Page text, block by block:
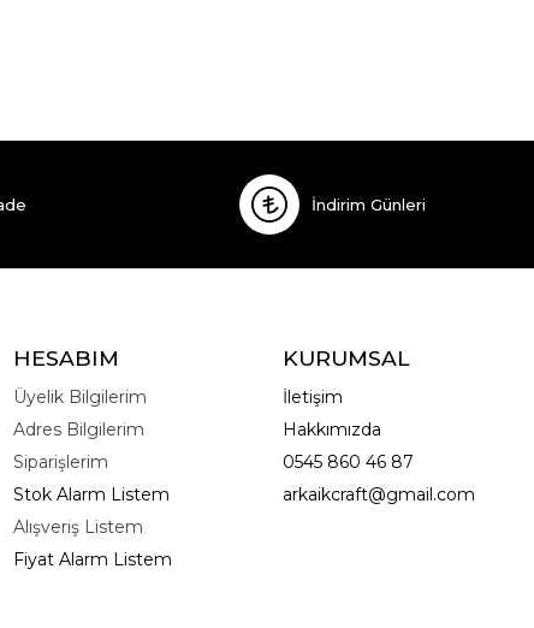
İndirim Günleri
HESABIM
Üyelik Bilgilerim
Adres Bilgilerim
Siparişlerim
Stok Alarm Listem
Alışveriş Listem
Fiyat Alarm Listem
KURUMSAL
İletişim
Hakkımızda
0545 860 46 87
arkaikcraft@gmail.com